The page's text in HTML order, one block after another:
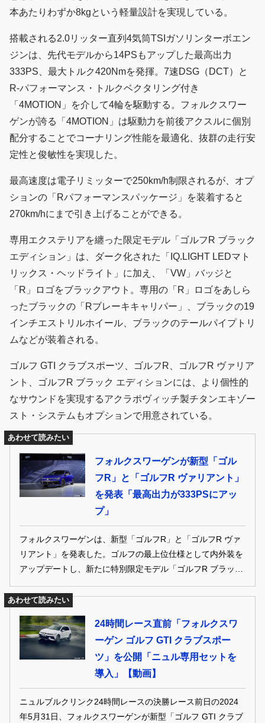
本あたりわずか8kgという軽量設計を実現している。
搭載される2.0リッター直列4気筒TSIガソリンターボエン
ジンは、先代モデルから14PSもアップした最高出力
333PS、最大トルク420Nmを発揮。7速DSG（DCT）と
R-パフォーマンス・トルクベクタリング付き
「4MOTION」を介して4輪を駆動する。フォルクスワー
ゲンが誇る「4MOTION」は駆動力を前後アクスルに個別
配分することでコーナリング性能を最適化、抜群の走行安
定性と俊敏性を実現した。
最高速度は電子リミッターで250km/h制限されるが、オプ
ションの「Rパフォーマンスパッケージ」を装着すると
270km/hにまで引き上げることができる。
専用エクステリアを纏った限定モデル「ゴルフR ブラック
エディション」は、ダーク化された「IQ.LIGHT LEDマト
リックス・ヘッドライト」に加え、「VW」バッジと
「R」ロゴをブラックアウト。専用の「R」ロゴをあしら
ったブラックの「Rブレーキキャリパー」、ブラックの19
インチエストリルホイール、ブラックのテールパイプトリ
ムなどが装着される。
ゴルフ GTI クラブスポーツ、ゴルフR、ゴルフR ヴァリア
ント、ゴルフR ブラック エディションには、より個性的
なサウンドを実現するアクラポヴィッチ製チタンエキゾー
スト・システムもオプションで用意されている。
あわせて読みたい
フォルクスワーゲンが新型「ゴル
フR」と「ゴルフR ヴァリアント」
を発表「最高出力が333PSにアッ
プ」
フォルクスワーゲンは、新型「ゴルフR」と「ゴルフR ヴァ
リアント」を発表した。ゴルフの最上位仕様として内外装を
アップデートし、新たに特別限定モデル「ゴルフR ブラック
から先行販売をスタートする。
あわせて読みたい
24時間レース直前「フォルクスワ
ーゲン ゴルフ GTI クラブスポー
ツ」を公開「ニュル専用セットを
導入」【動画】
ニュルブルクリンク24時間レースの決勝レース前日の2024
年5月31日、フォルクスワーゲンが新型「ゴルフ GTI クラブ